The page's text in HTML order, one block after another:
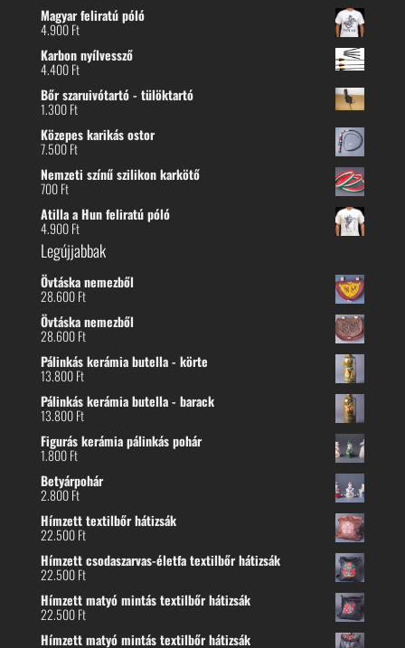
Magyar feliratú póló
4.900Ft
Karbon nyílvessző
4.400Ft
Bőr szaruivótartó - tülöktartó
1.300Ft
Közepes karikás ostor
7.500Ft
Nemzeti színű szilikon karkötő
700Ft
Atilla a Hun feliratú póló
4.900Ft
Legújjabbak
Övtáska nemezből
28.600Ft
Övtáska nemezből
28.600Ft
Pálinkás kerámia butella - körte
13.800Ft
Pálinkás kerámia butella - barack
13.800Ft
Figurás kerámia pálinkás pohár
1.800Ft
Betyárpohár
2.800Ft
Hímzett textilbőr hátizsák
22.500Ft
Hímzett csodaszarvas-életfa textilbőr hátizsák
22.500Ft
Hímzett matyó mintás textilbőr hátizsák
22.500Ft
Hímzett matyó mintás textilbőr hátizsák